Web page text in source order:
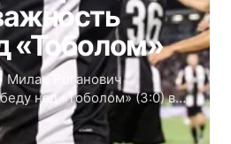
«Тоболом»
Милан Роганович
над «Тоболом» (3:0) в
отборочного раунда Лиги